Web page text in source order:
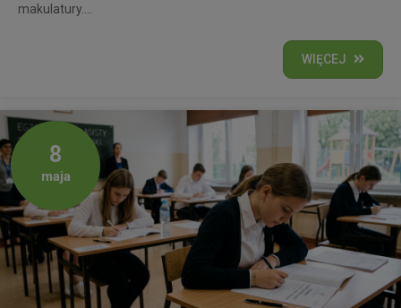
makulatury....
WIĘCEJ
8
maja